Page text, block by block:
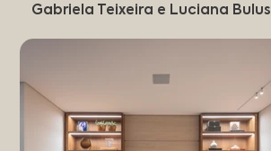
Gabriela Teixeira e Luciana Bulus